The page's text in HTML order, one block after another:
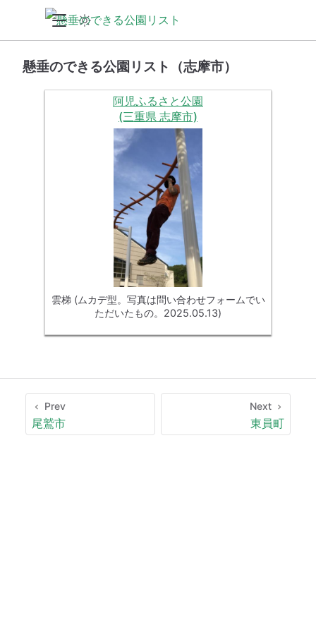
懸垂のできる公園リスト（志摩市）
阿児ふるさと公園
(三重県 志摩市)
雲梯 (ムカデ型。写真は問い合わせフォームでい
ただいたもの。2025.05.13)
Prev
尾鷲市
Next
東員町